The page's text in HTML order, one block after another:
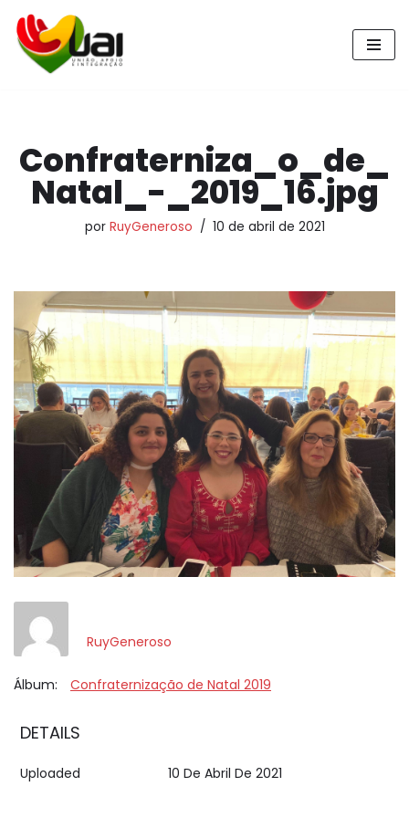
Pular
para
Confraterniza_o_de_
Natal_-_2019_16.jpg
por RuyGeneroso 10 de abril de 2021
RuyGeneroso
Álbum: Confraternização de Natal 2019
DETAILS
Uploaded 10 De Abril De 2021